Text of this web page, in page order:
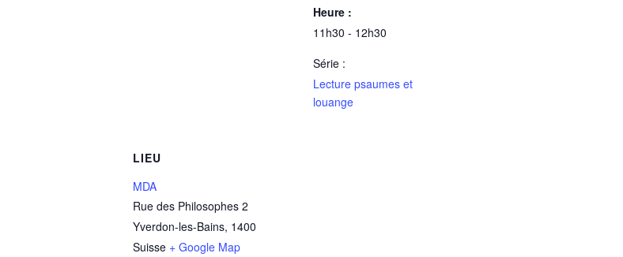
Heure :
11h30 - 12h30
Série :
Lecture psaumes et
louange
LIEU
MDA
Rue des Philosophes 2
Yverdon-les-Bains, 1400
Suisse + Google Map